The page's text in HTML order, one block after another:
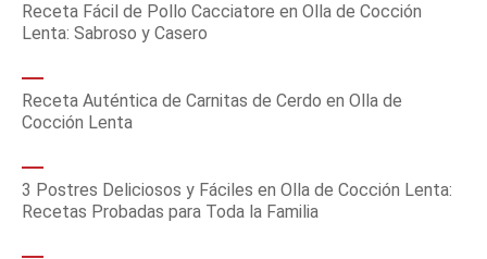
Receta Fácil de Pollo Cacciatore en Olla de Cocción
Lenta: Sabroso y Casero
Receta Auténtica de Carnitas de Cerdo en Olla de
Cocción Lenta
3 Postres Deliciosos y Fáciles en Olla de Cocción Lenta:
Recetas Probadas para Toda la Familia